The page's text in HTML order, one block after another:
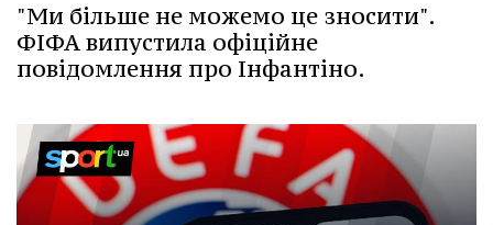
"Ми більше не можемо це зносити".
ФІФА випустила офіційне
повідомлення про Інфантіно.